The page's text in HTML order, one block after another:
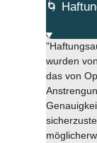
🌀
wurden
das von